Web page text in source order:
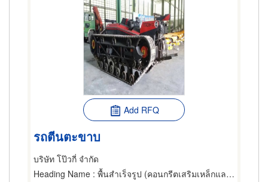
Add RFQ
รถตีนตะขาบ
บริษัท โป๊วกี่ จำกัด
Heading Name : พื้นสำเร็จรูป (คอนกรีตเสริมเหล็กและอัดแรง),เครื่องมือ,รอกยกของ